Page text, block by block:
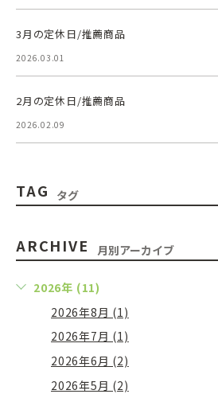
3月の定休日/推薦商品
2026.03.01
2月の定休日/推薦商品
2026.02.09
TAG タグ
ARCHIVE 月別アーカイブ
2026年 (11)
2026年8月 (1)
2026年7月 (1)
2026年6月 (2)
2026年5月 (2)